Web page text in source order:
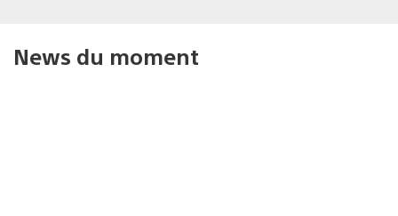
News du moment